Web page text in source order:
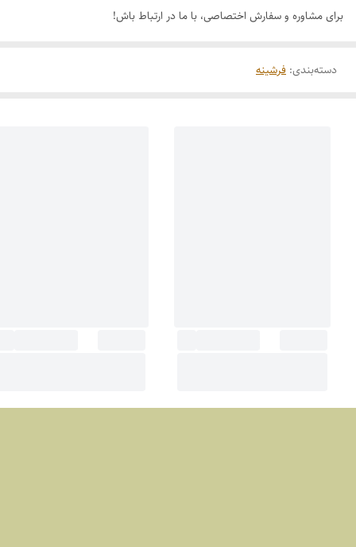
برای مشاوره و سفارش اختصاصی، با ما در ارتباط باش!
دسته‌بندی: فرشینه